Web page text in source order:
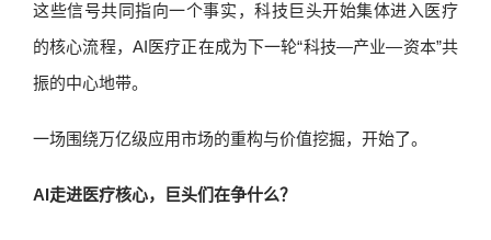
这些信号共同指向一个事实，科技巨头开始集体进入医疗
的核心流程，AI医疗正在成为下一轮“科技—产业—资本”共
振的中心地带。
一场围绕万亿级应用市场的重构与价值挖掘，开始了。
AI走进医疗核心，巨头们在争什么？